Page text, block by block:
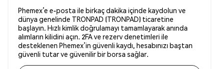
Phemex’e e-posta ile birkaç dakika içinde kaydolun ve
dünya genelinde TRONPAD (TRONPAD) ticaretine
başlayın. Hızlı kimlik doğrulamayı tamamlayarak anında
alımların kilidini açın. 2FA ve rezerv denetimleri ile
desteklenen Phemex’in güvenli kaydı, hesabınızı baştan
güvenli tutar ve güvenilir bir borsa sağlar.